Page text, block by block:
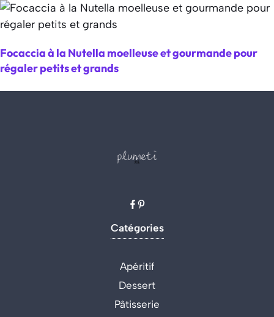
Focaccia à la Nutella moelleuse et gourmande pour
régaler petits et grands
Catégories
Apéritif
Dessert
Pâtisserie